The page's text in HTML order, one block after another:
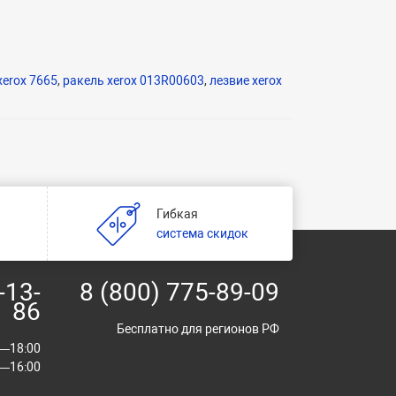
7665, ракель xerox 013R00603, лезвие xerox
Гибкая
система скидок
86
8 (800) 775-89-09
Бесплатно для регионов РФ